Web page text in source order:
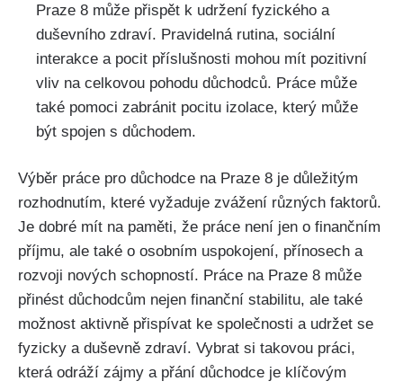
Praze 8 může přispět k udržení fyzického a
duševního zdraví. Pravidelná rutina, sociální
interakce a pocit příslušnosti mohou mít pozitivní
vliv na celkovou pohodu důchodců. Práce může
také pomoci zabránit pocitu izolace, který může
být spojen s důchodem.
Výběr práce pro důchodce na Praze 8 je důležitým
rozhodnutím, které vyžaduje zvážení různých faktorů.
Je dobré mít na paměti, že práce není jen o finančním
příjmu, ale také o osobním uspokojení, přínosech a
rozvoji nových schopností. Práce na Praze 8 může
přinést důchodcům nejen finanční stabilitu, ale také
možnost aktivně přispívat ke společnosti a udržet se
fyzicky a duševně zdraví. Vybrat si takovou práci,
která odráží zájmy a přání důchodce je klíčovým